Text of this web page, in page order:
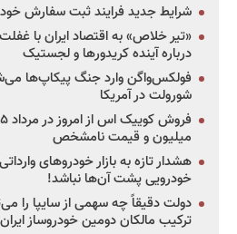
شرایط جدید فرایند ثبت سفارش
«تیر خلاص» به اقتصاد ایران با
درباره آینده کریدورها و لجستیک
فولکس‌واگن وارد جنگ پیکاپ‌ها
شورولت در آمریکا
میلیون و قیمت نامشخص
هشدار تازه به بازار خودروهای
خودرویی پشت آن‌ها نباشد!
دولت دقیقاً چه سهمی از سایپا را
ترکیب مالکان دومین خودروساز